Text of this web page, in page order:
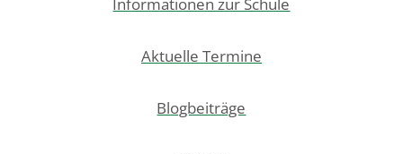
Aktuelle Termine
Blogbeiträge